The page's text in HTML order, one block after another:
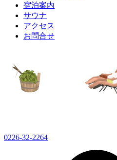
宿泊案内
サウナ
アクセス
お問合せ
0226-32-2264